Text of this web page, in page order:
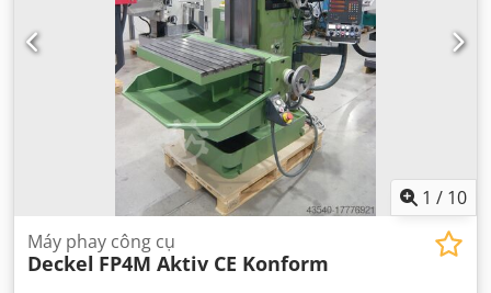
1 / 10
Máy phay công cụ
Deckel FP4M Aktiv CE Konform